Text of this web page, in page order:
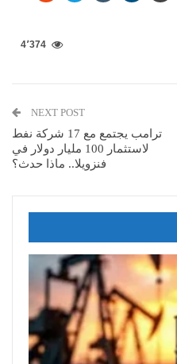
4٬374
NEXT POST
ترامب يجتمع مع 17 شركة نفط
لاستثمار 100 مليار دولار في
فنزويلا.. ماذا حدث؟